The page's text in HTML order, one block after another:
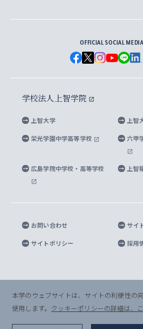
経済学研究科
グローバル・スタディーズ研究
メディア・ジャーナリズム研究
水稀少社会研究センター
先進機械・構造材料イノベー
マイクロ波サイエンス研究セ
半導体研究所
学部入学前に出願する奨学金
国による高等教育の修学支援
大学院生対象の奨学金
海外留学する際の費用と奨学金
卒業生とのネットワーク
父母・保証人とのネットワーク
学外とのネットワーク
上智大学の出版物
上智大学大学案内・大学院案内
英文広報誌 SOPHIA magazine
上智大学のビジュアル・アイ
上智大学ビジュアル・アイデ
上智大学校歌 ・上智大学学生
上智大学への取材・キャンパ
上智大学の公開情報
上智大学の教育研究活動等の
内部質保証と自己点検・評価
キャンパス案内
四谷キャンパス 施設紹介
キャンパスへのアクセス
海外拠点
教職協働の取り組み
プライバシーポリシー
OFFICIAL SOCIAL MEDIA
学校法人上智学院
上智大学 上智
栄光学園中学高等学校 六甲
広島学院中学校・高等学校 上智
お問い合わせ サイ
サイトポリシー 採用
© Sophia University. All Rights
本学のウェブサイトは、サイトの利便性の
使用します。 クッキーポリシーの詳細は、